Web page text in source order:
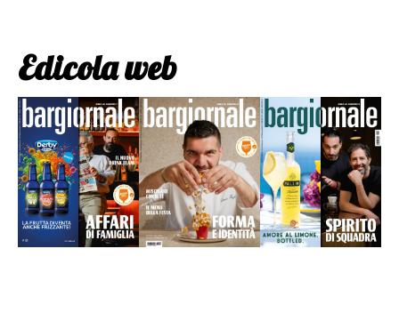
Edicola web